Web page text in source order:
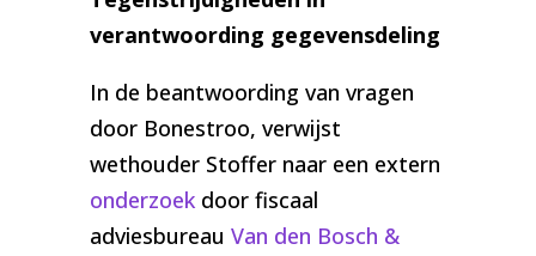
verantwoording gegevensdeling
In de beantwoording van vragen
door Bonestroo, verwijst
wethouder Stoffer naar een extern
onderzoekdoor fiscaal
adviesbureau Van den Bosch &